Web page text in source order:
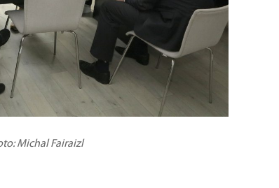
Michal Fairaizl